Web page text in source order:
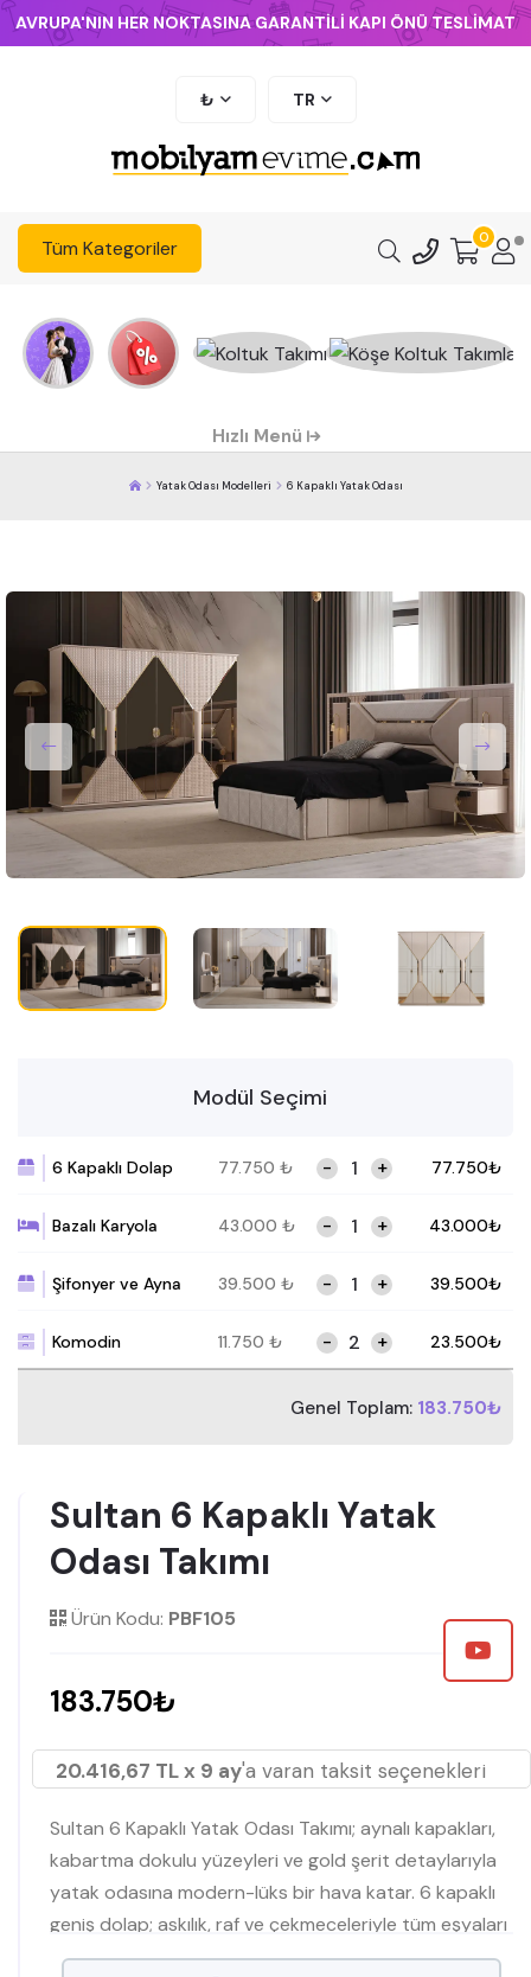
AVRUPA'NIN HER NOKTASINA GARANTİLİ KAPI ÖNÜ TESLİMAT
₺ TR
Tüm Kategoriler 0
Hızlı Menü
Yatak Odası Modelleri 6 Kapaklı Yatak Odası
Modül Seçimi
6 Kapaklı Dolap 77.750 ₺ - + 77.750₺
Bazalı Karyola 43.000 ₺ - + 43.000₺
Şifonyer ve Ayna 39.500 ₺ - + 39.500₺
Komodin 11.750 ₺ - + 23.500₺
Genel Toplam: 183.750₺
Sultan 6 Kapaklı Yatak
Odası Takımı
Ürün Kodu: PBF105
183.750₺
20.416,67 TL x 9 ay'a varan taksit seçenekleri
Sultan 6 Kapaklı Yatak Odası Takımı; aynalı kapakları,
kabartma dokulu yüzeyleri ve gold şerit detaylarıyla
yatak odasına modern-lüks bir hava katar. 6 kapaklı
geniş dolap; askılık, raf ve çekmeceleriyle tüm eşyaları
düzenli toplar. Özel tasarım başlıkta yer alan şık